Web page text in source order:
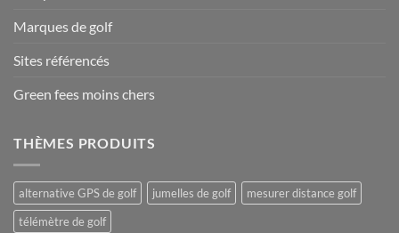
Marques de golf
Sites référencés
Green fees moins chers
THÈMES PRODUITS
alternative GPS de golf jumelles de golf
mesurer distance golf
télémètre de golf